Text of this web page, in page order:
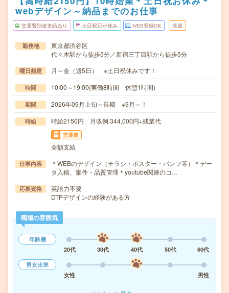
webデザイン～納品までのお仕事
交通費別途支給あり 土日祝日が休み WEB登録OK 派遣
勤務地
東京都渋谷区
代々木駅から徒歩5分／新宿三丁目駅から徒歩5分
曜日頻度 月～金（週5日） ※土日祝休みです！
時間 10:00～19:00(実働8時間 休憩1時間)
期間 2026年09月上旬～長期 ※9月～！
時給 時給2150円 月収例 344,000円+残業代
交通費
全額支給
仕事内容
＊WEBのデザイン（チラシ・ポスター・パンフ等）＊デー
タ入稿、案件・品質管理＊youtube関連のコ…
応募資格
英語力不要
DTPデザインの経験がある方
職場の雰囲気
年齢層
20代
30代 40代 50代
60代
男女比率
女性
男性